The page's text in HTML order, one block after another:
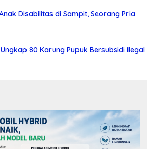
Disabilitas di Sampit, Seorang Pria
80 Karung Pupuk Bersubsidi Ilegal